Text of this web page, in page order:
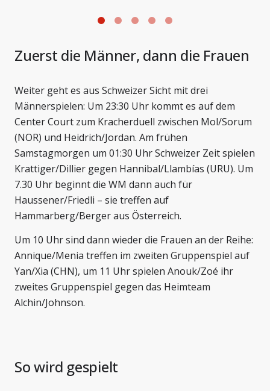
Zuerst die Männer, dann die Frauen
Weiter geht es aus Schweizer Sicht mit drei
Männerspielen: Um 23:30 Uhr kommt es auf dem
Center Court zum Kracherduell zwischen Mol/Sorum
(NOR) und Heidrich/Jordan. Am frühen
Samstagmorgen um 01:30 Uhr Schweizer Zeit spielen
Krattiger/Dillier gegen Hannibal/Llambías (URU). Um
7.30 Uhr beginnt die WM dann auch für
Haussener/Friedli – sie treffen auf
Hammarberg/Berger aus Österreich.
Um 10 Uhr sind dann wieder die Frauen an der Reihe:
Annique/Menia treffen im zweiten Gruppenspiel auf
Yan/Xia (CHN), um 11 Uhr spielen Anouk/Zoé ihr
zweites Gruppenspiel gegen das Heimteam
Alchin/Johnson.
So wird gespielt